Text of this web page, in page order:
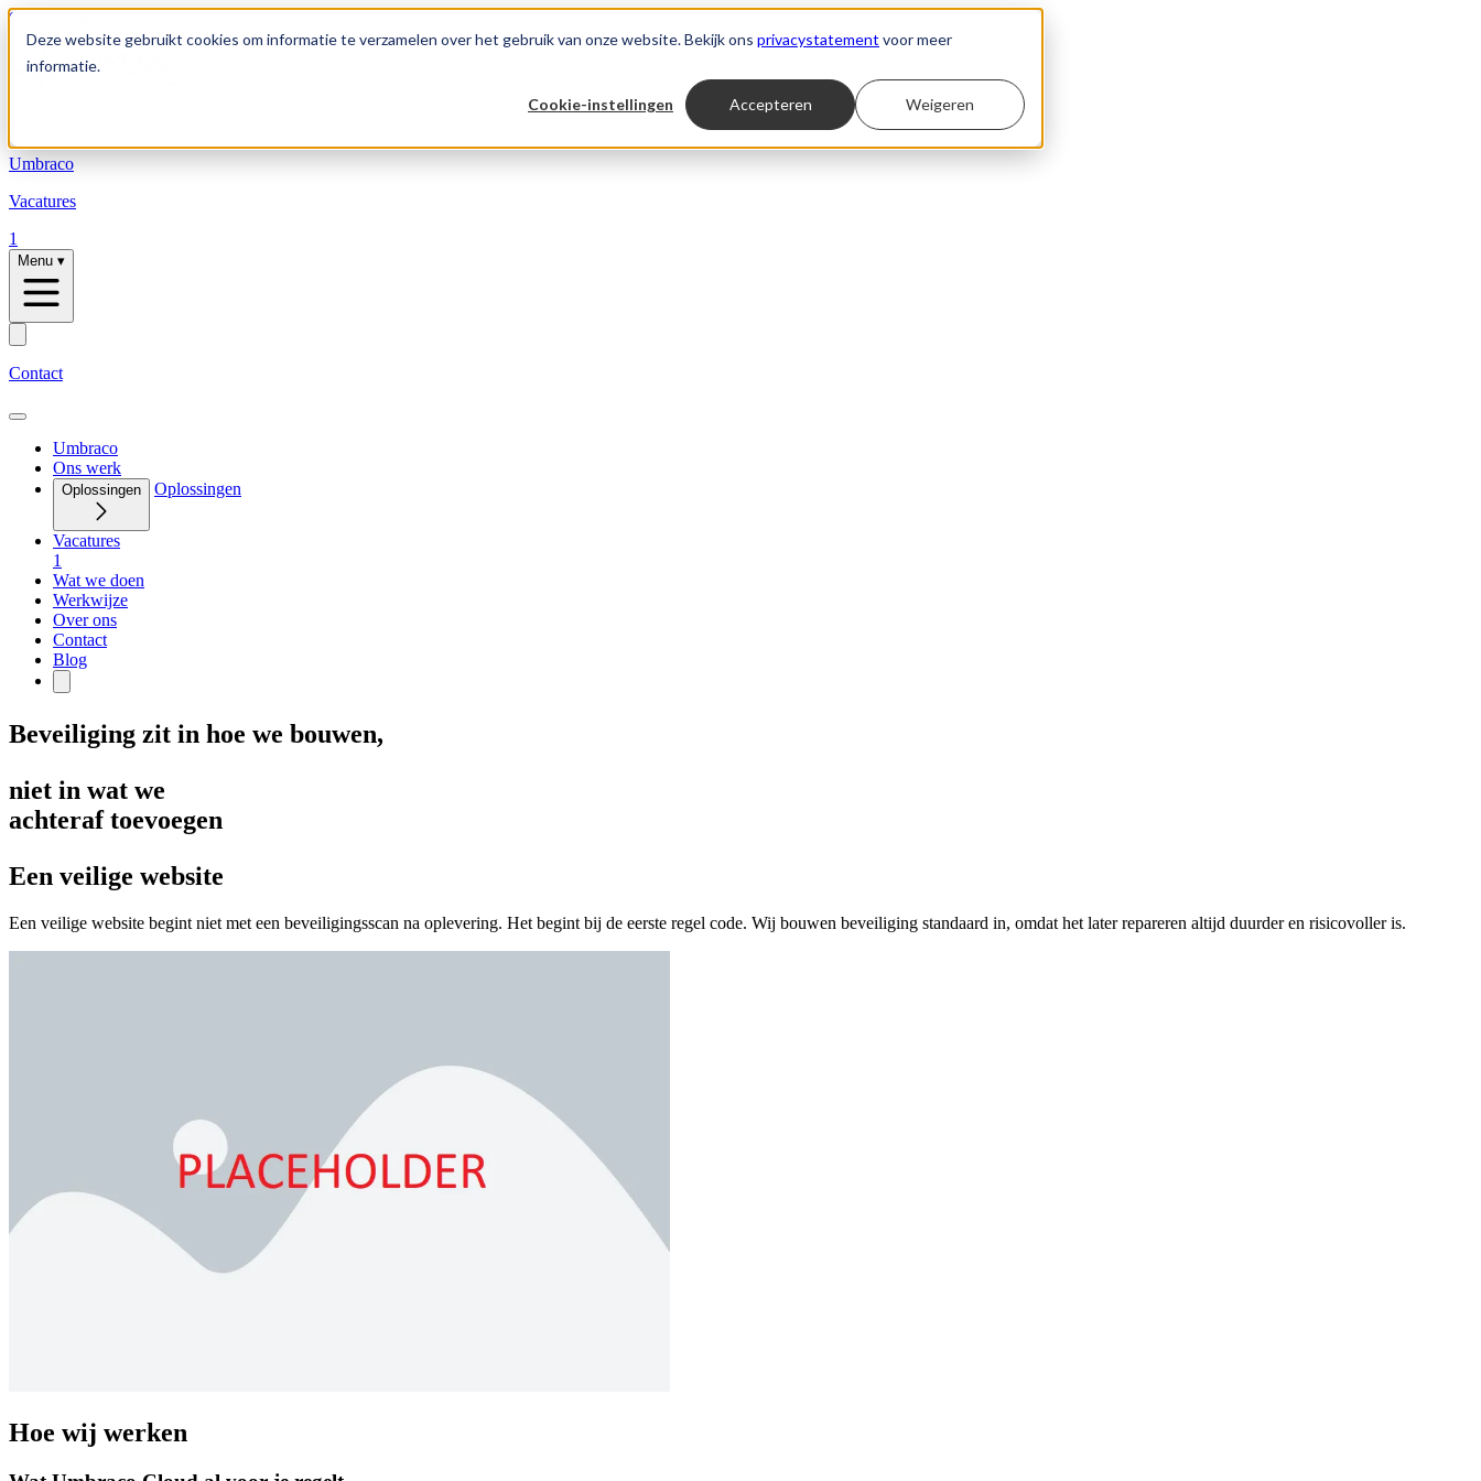
Deze website gebruikt cookies om informatie te verzamelen over het gebruik van onze website. Bekijk ons privacystatement voor meer
informatie.
Cookie-instellingen Accepteren Weigeren
Skip to content
Umbraco
Vacatures
1
Menu ▾
Contact
Umbraco
Ons werk
Oplossingen Oplossingen
Vacatures
1
Wat we doen
Werkwijze
Over ons
Contact
Blog
Beveiliging zit in hoe we bouwen,
niet in wat we
achteraf toevoegen
Een veilige website
Een veilige website begint niet met een beveiligingsscan na oplevering. Het begint bij de eerste regel code. Wij bouwen beveiliging standaard in, omdat het later repareren altijd duurder en risicovoller is.
Hoe wij werken